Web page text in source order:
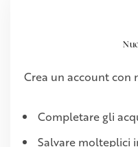
Crea un account con
Completare gli
Salvare molteplici